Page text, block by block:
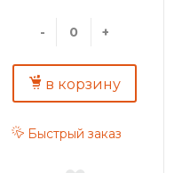
- +
в корзину
Быстрый заказ